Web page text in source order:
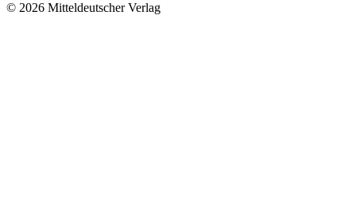
© 2026 Mitteldeutscher Verlag